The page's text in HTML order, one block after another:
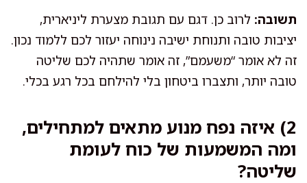
תשובה: לרוב כן. דגם עם תגובת מצערת ליניארית,
יציבות טובה ותנוחת ישיבה נינוחה יעזור לכם ללמוד נכון.
זה לא אומר “משעמם”, זה אומר שתהיה לכם שליטה
טובה יותר, ותצברו ביטחון בלי להילחם בכל רגע בכלי.
2) איזה נפח מנוע מתאים למתחילים,
ומה המשמעות של כוח לעומת
שליטה?